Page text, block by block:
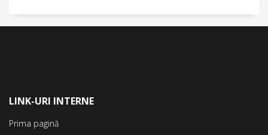
LINK-URI INTERNE
Prima pagină